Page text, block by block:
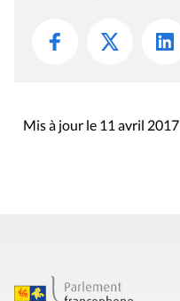
Mis à jour le 11 avril 2017